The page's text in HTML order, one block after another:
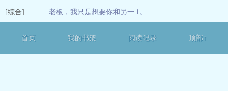
[综合] 老板，我只是想要你和另一 1。
首页
我的书架 阅读记录 顶部↑